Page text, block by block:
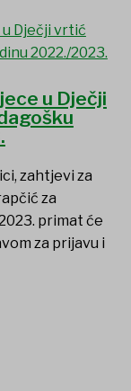
u Dječji
zahtjevi za
za
primat će
za prijavu i